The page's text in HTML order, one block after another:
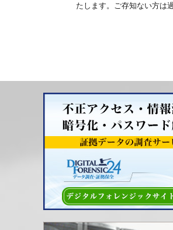
たします。ご存知ない方は